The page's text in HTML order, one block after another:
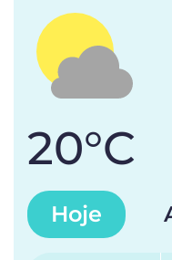
20°C
Hoje